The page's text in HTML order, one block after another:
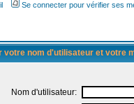
Se connecter pour vérifier ses
votre nom d'utilisateur et votre
Nom d'utilisateur: